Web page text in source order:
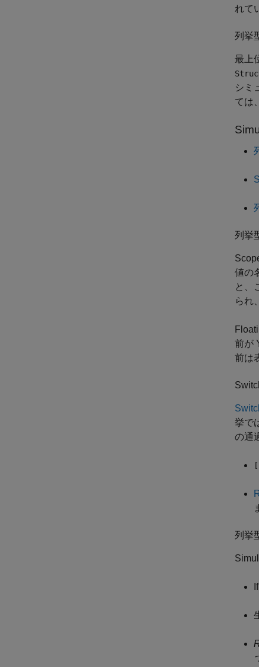
れて
列挙
最上
シミ
ては、
列挙
値の
と、
られ
前が
前は
挙で
の通
列挙